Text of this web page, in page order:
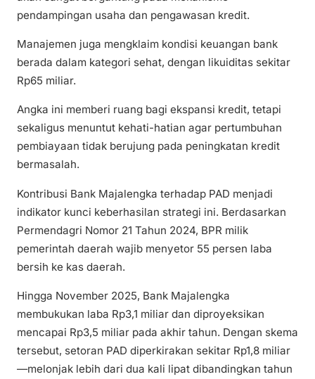
pendampingan usaha dan pengawasan kredit.
Manajemen juga mengklaim kondisi keuangan bank
berada dalam kategori sehat, dengan likuiditas sekitar
Rp65 miliar.
Angka ini memberi ruang bagi ekspansi kredit, tetapi
sekaligus menuntut kehati-hatian agar pertumbuhan
pembiayaan tidak berujung pada peningkatan kredit
bermasalah.
Kontribusi Bank Majalengka terhadap PAD menjadi
indikator kunci keberhasilan strategi ini. Berdasarkan
Permendagri Nomor 21 Tahun 2024, BPR milik
pemerintah daerah wajib menyetor 55 persen laba
bersih ke kas daerah.
Hingga November 2025, Bank Majalengka
membukukan laba Rp3,1 miliar dan diproyeksikan
mencapai Rp3,5 miliar pada akhir tahun. Dengan skema
tersebut, setoran PAD diperkirakan sekitar Rp1,8 miliar
—melonjak lebih dari dua kali lipat dibandingkan tahun